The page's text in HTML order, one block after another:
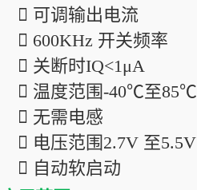
 可调输出电流
 600KHz 开关频率
 关断时IQ<1μA
 温度范围-40℃至85℃
 无需电感
 电压范围2.7V 至5.5V
 自动软启动